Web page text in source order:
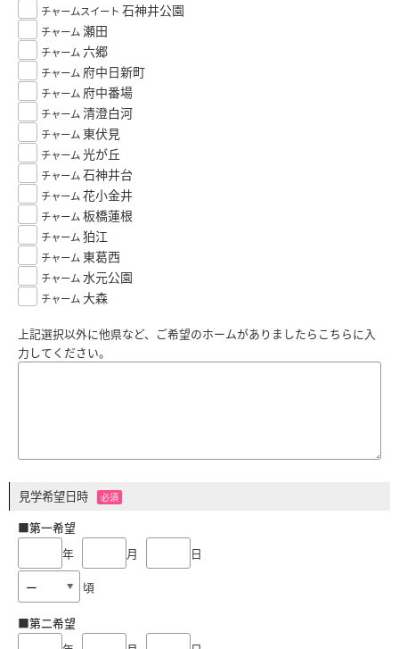
チャームスイート 石神井公園
チャーム瀬田
チャーム 六郷
チャーム 府中日新町
チャーム 府中番場
チャーム清澄白河
チャーム 東伏見
チャーム光が丘
チャーム石神井台
チャーム花小金井
チャーム板橋蓮根
チャーム狛江
チャーム 東葛西
チャーム水元公園
チャーム 大森
上記選択以外に他県など、ご希望のホームがありましたらこちらに入
力してください。
見学希望日時 必須
■第一希望
年
月
日
頃
■第二希望